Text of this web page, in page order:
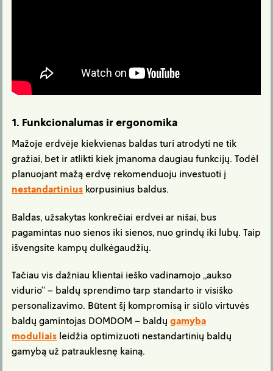
1. Funkcionalumas ir ergonomika
Mažoje erdvėje kiekvienas baldas turi atrodyti ne tik
gražiai, bet ir atlikti kiek įmanoma daugiau funkcijų. Todėl
planuojant mažą erdvę rekomenduoju investuoti į
nestandartinius korpusinius baldus.
Baldas, užsakytas konkrečiai erdvei ar nišai, bus
pagamintas nuo sienos iki sienos, nuo grindų iki lubų. Taip
išvengsite kampų dulkėgaudžių.
Tačiau vis dažniau klientai ieško vadinamojo „aukso
vidurio“ – baldų sprendimo tarp standarto ir visiško
personalizavimo. Būtent šį kompromisą ir siūlo virtuvės
baldų gamintojas DOMDOM – baldųgamyba
moduliais leidžia optimizuoti nestandartinių baldų
gamybą už patrauklesnę kainą.